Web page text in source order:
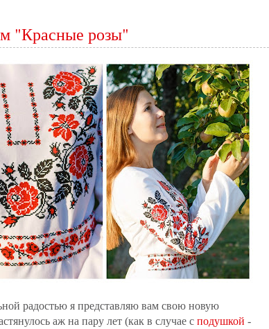
"Красные розы"
радостью я представляю вам свою новую
аж на пару лет (как в случае с подушкой -